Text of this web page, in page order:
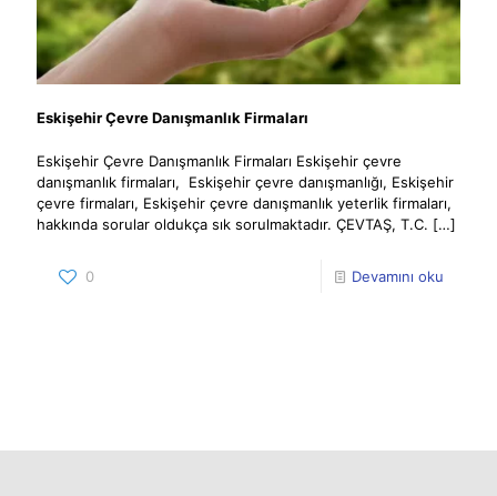
Eskişehir Çevre Danışmanlık Firmaları
Eskişehir Çevre Danışmanlık Firmaları Eskişehir çevre
danışmanlık firmaları, Eskişehir çevre danışmanlığı, Eskişehir
çevre firmaları, Eskişehir çevre danışmanlık yeterlik firmaları,
hakkında sorular oldukça sık sorulmaktadır. ÇEVTAŞ, T.C. […]
0 Devamını oku